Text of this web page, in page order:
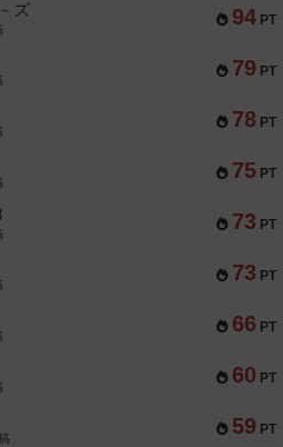
94 PT
ズ
79 PT
78 PT
75 PT
73 PT
73 PT
66 PT
60 PT
59 PT